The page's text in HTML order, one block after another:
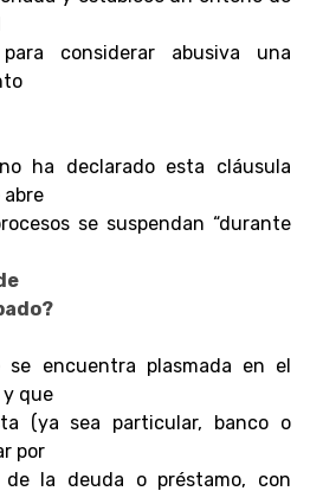
considerar abusiva una
ha declarado esta cláusula
abre
se suspendan “durante
se encuentra plasmada en el
que
(ya sea particular, banco o
por
la deuda o préstamo, con